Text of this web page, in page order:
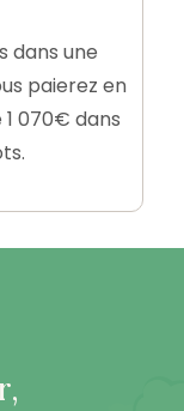
dans une
paierez en
070€ dans